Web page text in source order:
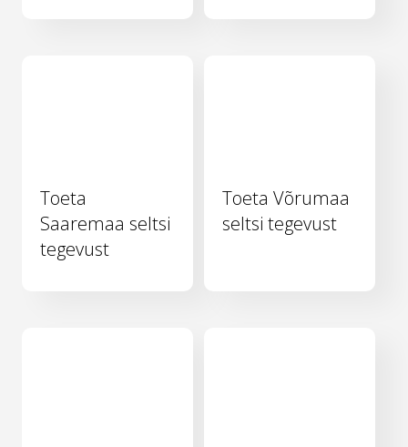
Toeta
Saaremaa seltsi
tegevust
Toeta Võrumaa
seltsi tegevust